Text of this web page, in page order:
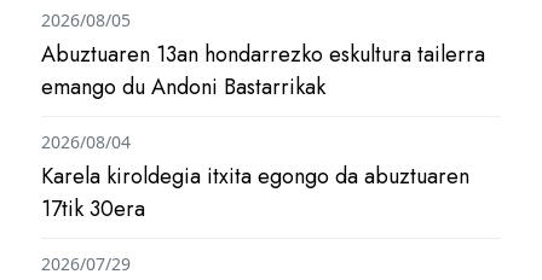
Abuztuaren 13an hondarrezko eskultura tailerra
emango du Andoni Bastarrikak
2026/08/05
Karela kiroldegia itxita egongo da abuztuaren
17tik 30era
2026/08/04
2026/07/29